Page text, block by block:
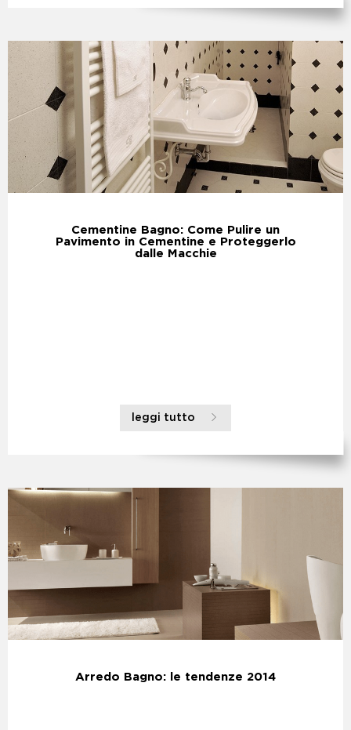
Cementine Bagno: Come Pulire un
Pavimento in Cementine e Proteggerlo
dalle Macchie
leggi tutto
Arredo Bagno: le tendenze 2014